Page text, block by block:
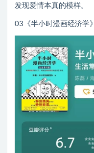
发现爱情本真的模样。
03《半小时漫画经济学》